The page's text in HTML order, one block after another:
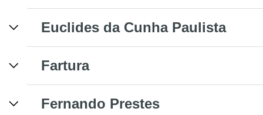
Euclides da Cunha Paulista
Fartura
Fernando Prestes